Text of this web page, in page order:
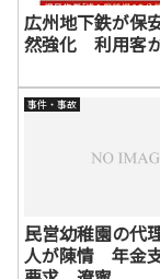
広州地下鉄が保
然強化 利用客
事件・事故
民営幼稚園の代
人が陳情 年金